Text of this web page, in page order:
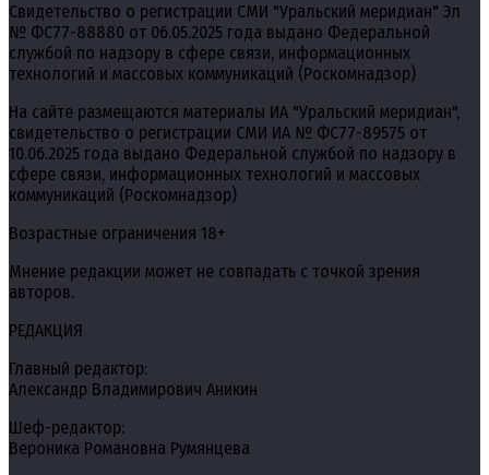
Свидетельство о регистрации СМИ "Уральский меридиан" Эл
№ ФС77-88880 от 06.05.2025 года выдано Федеральной
службой по надзору в сфере связи, информационных
технологий и массовых коммуникаций (Роскомнадзор)
На сайте размещаются материалы ИА "Уральский меридиан",
свидетельство о регистрации СМИ ИА № ФС77-89575 от
10.06.2025 года выдано Федеральной службой по надзору в
сфере связи, информационных технологий и массовых
коммуникаций (Роскомнадзор)
Возрастные ограничения 18+
Мнение редакции может не совпадать с точкой зрения
авторов.
РЕДАКЦИЯ
Главный редактор:
Александр Владимирович Аникин
Шеф-редактор:
Вероника Романовна Румянцева